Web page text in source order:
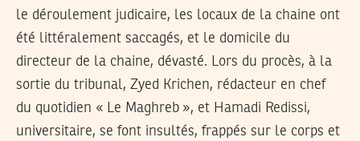
le déroulement judicaire, les locaux de la chaine ont
été littéralement saccagés, et le domicile du
directeur de la chaine, dévasté. Lors du procès, à la
sortie du tribunal, Zyed Krichen, rédacteur en chef
du quotidien « Le Maghreb », et Hamadi Redissi,
universitaire, se font insultés, frappés sur le corps et